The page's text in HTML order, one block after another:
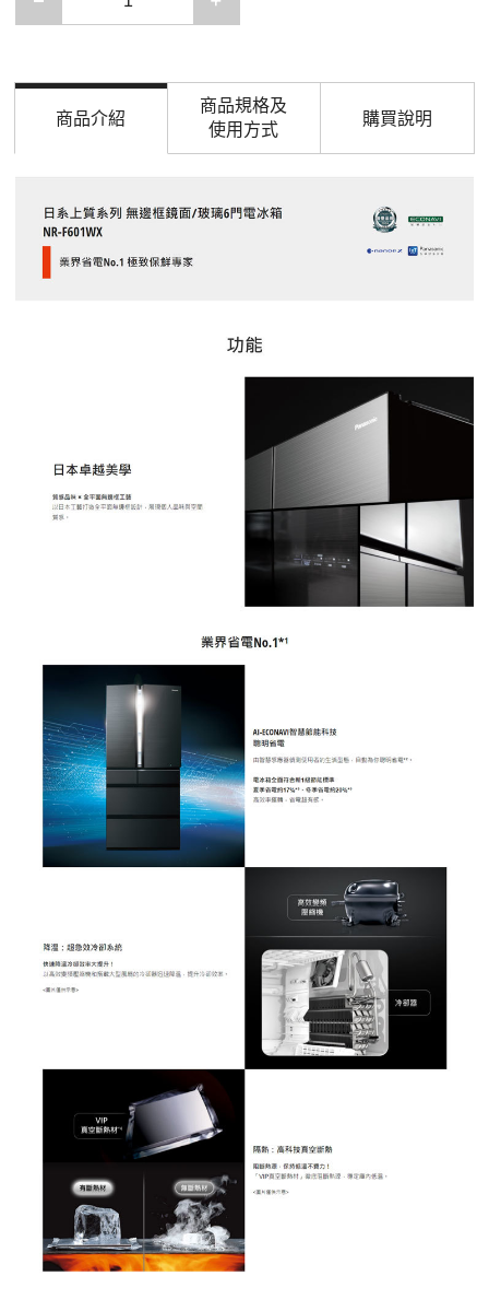
商品介紹
商品規格及
使用方式
購買說明